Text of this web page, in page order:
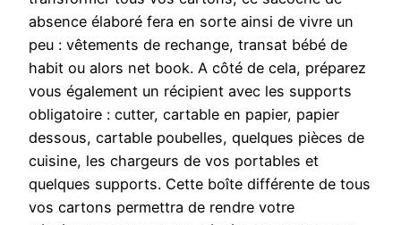
absence élaboré fera en sorte ainsi de vivre un
peu : vêtements de rechange, transat bébé de
habit ou alors net book. A côté de cela, préparez
vous également un récipient avec les supports
obligatoire : cutter, cartable en papier, papier
dessous, cartable poubelles, quelques pièces de
cuisine, les chargeurs de vos portables et
quelques supports. Cette boîte différente de tous
vos cartons permettra de rendre votre